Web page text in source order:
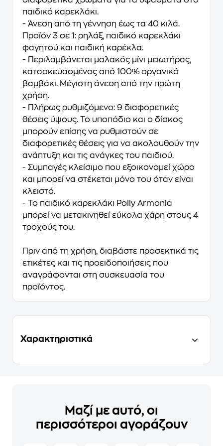
παιδικό καρεκλάκι.
- Άνεση από τη γέννηση έως τα 40 κιλά.
Προϊόν 3 σε 1: ρηλάξ, παιδικό καρεκλάκι
φαγητού και παιδική καρέκλα.
- Περιλαμβάνεται μαλακός μίνι μειωτήρας,
κατασκευασμένος από 100% οργανικό
βαμβάκι. Μέγιστη άνεση από την πρώτη
χρήση.
- Πλήρως ρυθμιζόμενο: 9 διαφορετικές
θέσεις ύψους. Το υποπόδιο και ο δίσκος
μπορούν επίσης να ρυθμιστούν σε
διαφορετικές θέσεις για να ακολουθούν την
ανάπτυξη και τις ανάγκες του παιδιού.
- Συμπαγές κλείσιμο που εξοικονομεί χώρο
και μπορεί να στέκεται μόνο του όταν είναι
κλειστό.
- Το παιδικό καρεκλάκι Polly Armonia
μπορεί να μετακινηθεί εύκολα χάρη στους 4
τροχούς του.
Πριν από τη χρήση, διαβάστε προσεκτικά τις
ετικέτες και τις προειδοποιήσεις που
αναγράφονται στη συσκευασία του
προϊόντος.
Χαρακτηριστικά
Μαζί με αυτό, οι
περισσότεροι αγοράζουν